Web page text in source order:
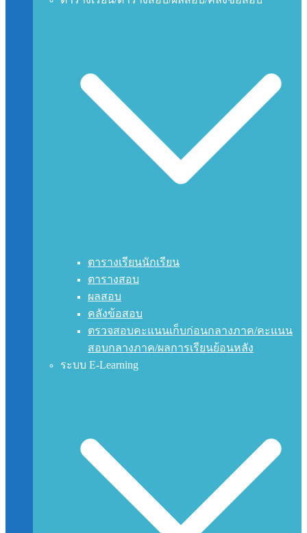
ตารางเรียนนักเรียน
ตารางสอบ
ผลสอบ
คลังข้อสอบ
ตรวจสอบคะแนนเก็บก่อนกลางภาค/คะแนน
สอบกลางภาค/ผลการเรียนย้อนหลัง
ระบบ E-Learning